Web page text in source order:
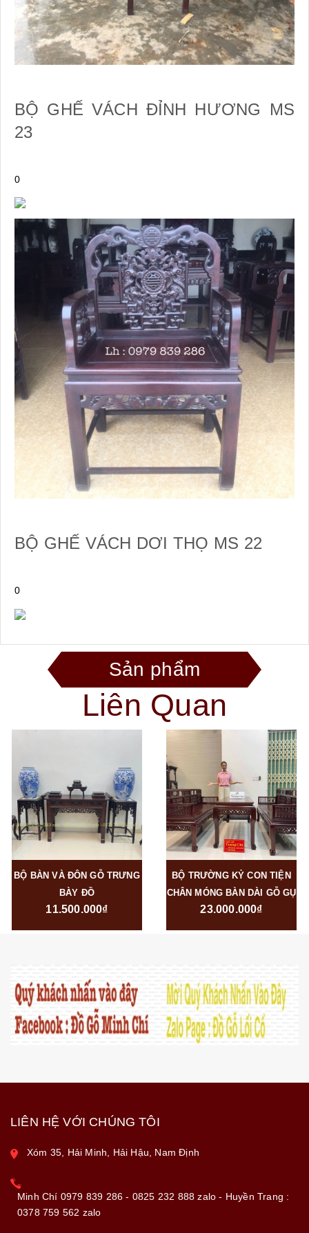
BỘ GHẾ VÁCH ĐỈNH HƯƠNG MS
23
0
BỘ GHẾ VÁCH DƠI THỌ MS 22
0
Sản phẩm
Liên Quan
BỘ BÀN VÀ ĐÔN GỖ TRƯNG
BÀY ĐỒ
11.500.000₫
BỘ TRƯỜNG KỶ CON TIỆN
CHÂN MÓNG BÀN DÀI GỖ GỤ
23.000.000₫
LIÊN HỆ VỚI CHÚNG TÔI
Xóm 35, Hải Minh, Hải Hậu, Nam Định
Minh Chí 0979 839 286 - 0825 232 888 zalo - Huyền Trang :
0378 759 562 zalo